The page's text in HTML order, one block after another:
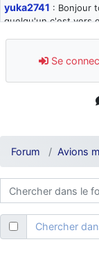
yuka2741 : Bonjour
quelqu'un c'est vers
d9pouces: désolé
jours : je teste des
: Super, la
comprendre
d9pouces:
bien sûr que oui !
je suis un
moi et quelques
ouakamois:
quelques images du
: Je me
Se
Forum Avions
Chercher